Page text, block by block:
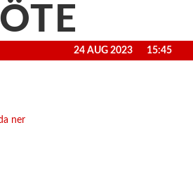
24 AUG 2023 15:45
ner